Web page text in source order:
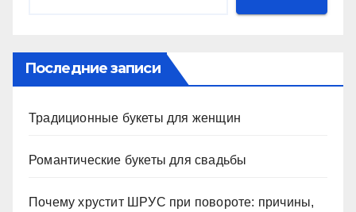
Последние записи
Традиционные букеты для женщин
Романтические букеты для свадьбы
Почему хрустит ШРУС при повороте: причины,